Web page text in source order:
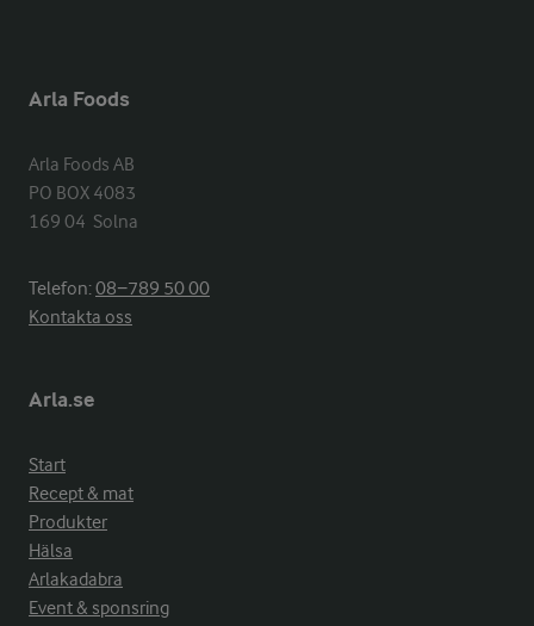
Arla Foods
Arla Foods AB
PO BOX 4083
169 04  Solna
Telefon:08−789 50 00
Kontakta oss
Arla.se
Start
Recept & mat
Produkter
Hälsa
Arlakadabra
Event & sponsring